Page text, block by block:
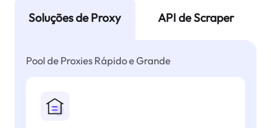
Soluções de Proxy API de Scraper
Pool de Proxies Rápido e Grande